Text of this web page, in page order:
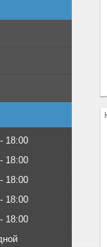
18:00
18:00
18:00
18:00
18:00